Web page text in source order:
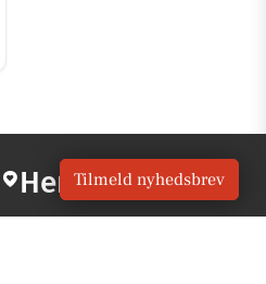
Herfølge
Tilmeld nyhedsbrev